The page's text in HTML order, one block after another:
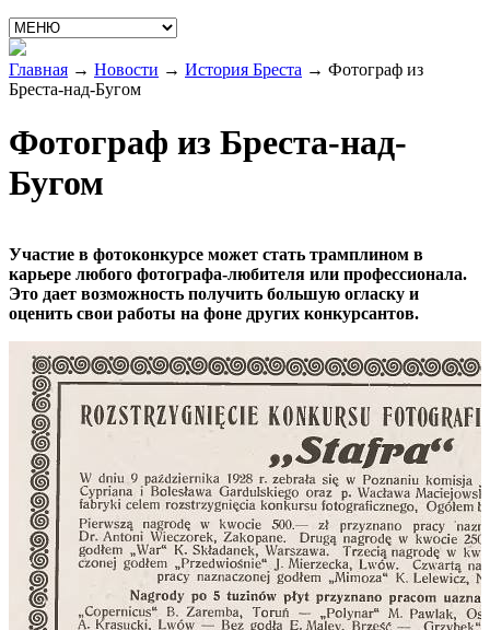
Главная → Новости → История Бреста → Фотограф из
Бреста-над-Бугом
Фотограф из Бреста-над-
Бугом
Участие в фотоконкурсе может стать трамплином в
карьере любого фотографа-любителя или профессионала.
Это дает возможность получить большую огласку и
оценить свои работы на фоне других конкурсантов.